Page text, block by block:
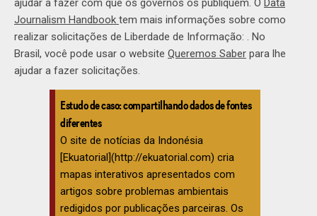
ajudar a fazer com que os governos os publiquem. O Data
Journalism Handbook tem mais informações sobre como
realizar solicitações de Liberdade de Informação: . No
Brasil, você pode usar o website Queremos Saber para lhe
ajudar a fazer solicitações.
Estudo de caso: compartilhando dados de fontes
diferentes
O site de notícias da Indonésia
[Ekuatorial](http://ekuatorial.com) cria
mapas interativos apresentados com
artigos sobre problemas ambientais
redigidos por publicações parceiras. Os